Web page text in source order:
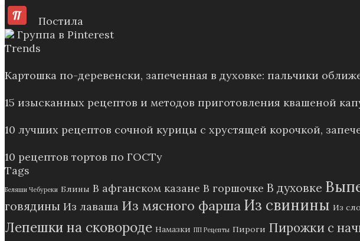
Постила
Группа в Pinterest
Trends
Картошка по-деревенски, запеченная в духовке: пальчики
15 изысканных рецептов и методов приготовления квашеной
10 лучших рецептов сочной курицы с хрустящей корочкой,
10 рецептов тортов по ГОСТу
Tags
Беляши Чебуреки Блины В афганском казане В горшочке В духовке
говядины Из лаваша Из мясного фарша Из свинины Из
Лепешки на сковороде Намазки ПП Рецепты Пироги Пирожки с